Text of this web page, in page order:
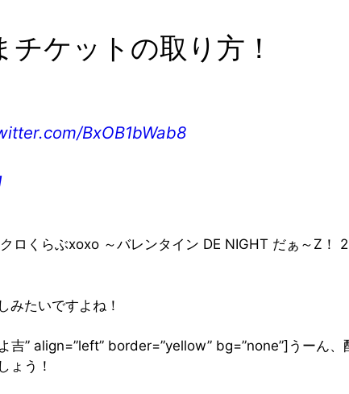
ケットの取り方！
BxOB1bWab8
ロくらぶxoxo ～バレンタイン DE NIGHT だぁ～Z！
みたいですよね！
” align=”left” border=”yellow” bg=”none”]うーん
ょう！